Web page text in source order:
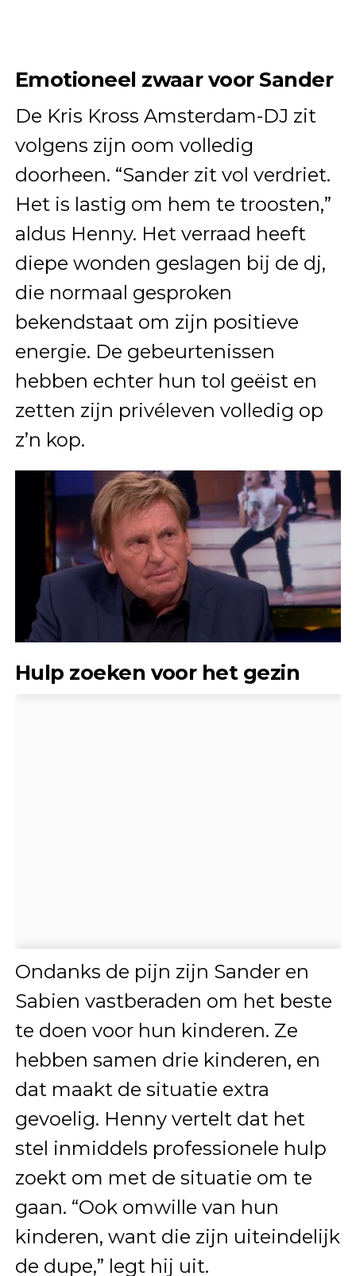
Emotioneel zwaar voor Sander
De Kris Kross Amsterdam-DJ zit
volgens zijn oom volledig
doorheen. “Sander zit vol verdriet.
Het is lastig om hem te troosten,”
aldus Henny. Het verraad heeft
diepe wonden geslagen bij de dj,
die normaal gesproken
bekendstaat om zijn positieve
energie. De gebeurtenissen
hebben echter hun tol geëist en
zetten zijn privéleven volledig op
z’n kop.
Hulp zoeken voor het gezin
Ondanks de pijn zijn Sander en
Sabien vastberaden om het beste
te doen voor hun kinderen. Ze
hebben samen drie kinderen, en
dat maakt de situatie extra
gevoelig. Henny vertelt dat het
stel inmiddels professionele hulp
zoekt om met de situatie om te
gaan. “Ook omwille van hun
kinderen, want die zijn uiteindelijk
de dupe,” legt hij uit.